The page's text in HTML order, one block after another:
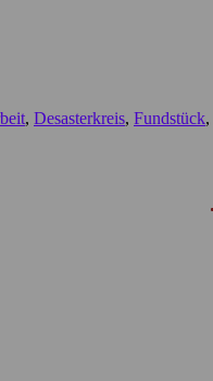
, Desasterkreis, Fundstück,